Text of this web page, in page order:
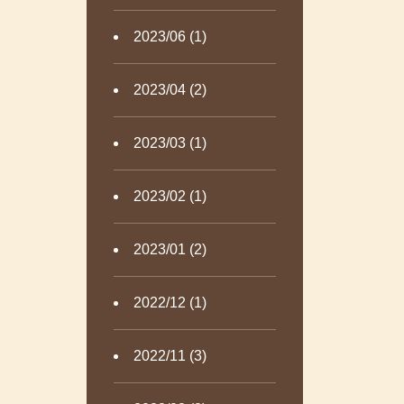
2023/06 (1)
2023/04 (2)
2023/03 (1)
2023/02 (1)
2023/01 (2)
2022/12 (1)
2022/11 (3)